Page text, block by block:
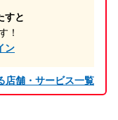
すと
！
ン
店舗・サービス一覧